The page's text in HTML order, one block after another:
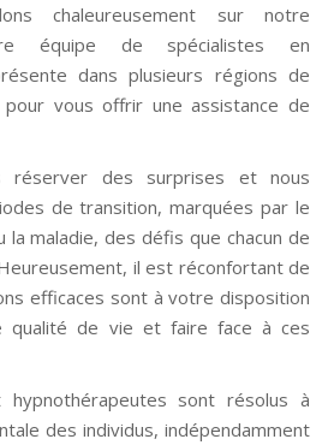
chaleureusement sur notre
équipe de spécialistes en
dans plusieurs régions de
pour vous offrir une assistance de
réserver des surprises et nous
de transition, marquées par le
maladie, des défis que chacun de
il est réconfortant de
efficaces sont à votre disposition
qualité de vie et faire face à ces
hypnothérapeutes sont résolus à
des individus, indépendamment